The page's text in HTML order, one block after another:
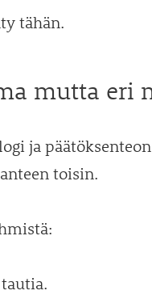
tähän.
mutta eri
ja
toisin.